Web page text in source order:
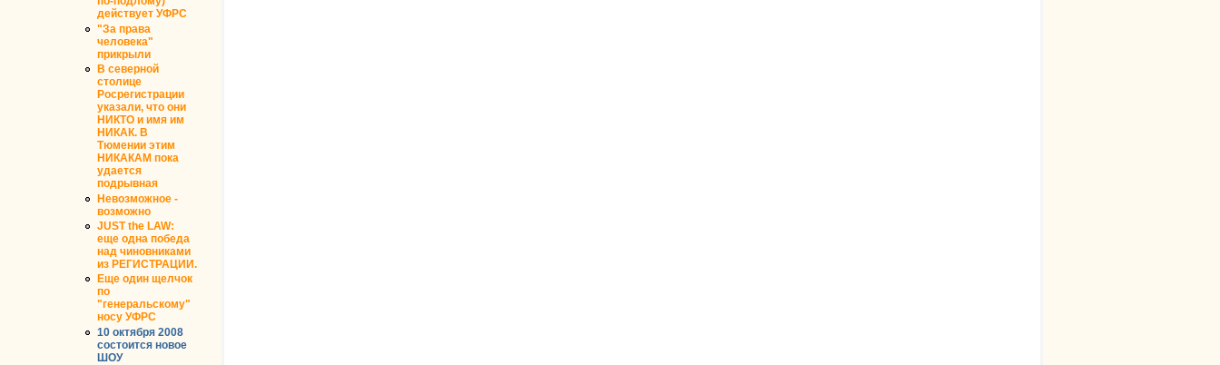
действует УФРС
"За права
человека"
прикрыли
В северной
столице
Росрегистрации
указали, что они
НИКТО и имя им
НИКАК. В
Тюмении этим
НИКАКАМ пока
удается
подрывная
Невозможное -
возможно
JUST the LAW:
еще одна победа
над чиновниками
из РЕГИСТРАЦИИ.
Еще один щелчок
по
"генеральскому"
носу УФРС
10 октября 2008
состоится новое
ШОУ